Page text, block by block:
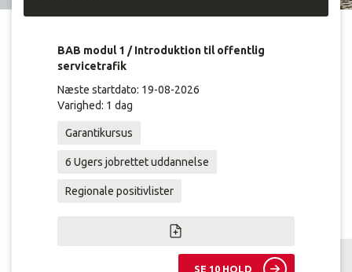
BAB modul 1 / Introduktion til offentlig
servicetrafik
Garantikursus
6 Ugers jobrettet uddannelse
Regionale positivlister
SE 10 HOLD
Næste startdato: 19-08-2026
Varighed: 1 dag